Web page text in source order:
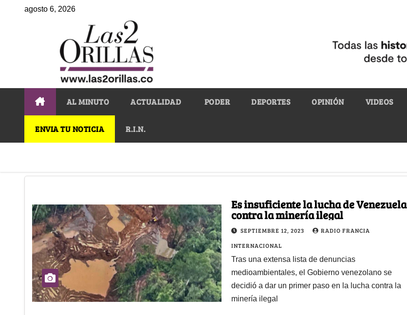
agosto 6, 2026
AL MINUTO ACTUALIDAD PODER DEPORTES OPINIÓN VIDEOS
ENVIA TU NOTICIA R.I.N.
Es insuficiente la lucha de Venezuela
contra la minería ilegal
SEPTIEMBRE 12, 2023
RADIO FRANCIA
INTERNACIONAL
Tras una extensa lista de denuncias
medioambientales, el Gobierno venezolano se
decidió a dar un primer paso en la lucha contra la
minería ilegal